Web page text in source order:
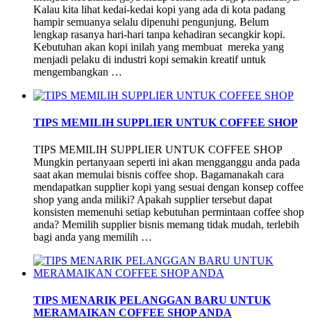
Kalau kita lihat kedai-kedai kopi yang ada di kota padang
hampir semuanya selalu dipenuhi pengunjung. Belum
lengkap rasanya hari-hari tanpa kehadiran secangkir kopi.
Kebutuhan akan kopi inilah yang membuat mereka yang
menjadi pelaku di industri kopi semakin kreatif untuk
mengembangkan …
TIPS MEMILIH SUPPLIER UNTUK COFFEE SHOP
TIPS MEMILIH SUPPLIER UNTUK COFFEE SHOP
Mungkin pertanyaan seperti ini akan mengganggu anda pada
saat akan memulai bisnis coffee shop. Bagamanakah cara
mendapatkan supplier kopi yang sesuai dengan konsep coffee
shop yang anda miliki? Apakah supplier tersebut dapat
konsisten memenuhi setiap kebutuhan permintaan coffee shop
anda? Memilih supplier bisnis memang tidak mudah, terlebih
bagi anda yang memilih …
TIPS MENARIK PELANGGAN BARU UNTUK
MERAMAIKAN COFFEE SHOP ANDA